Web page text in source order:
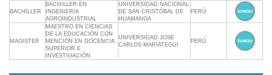
BACHILLER
BACHILLER EN
INGENIERIA
AGROINDUSTRIAL
UNIVERSIDAD NACIONAL
DE SAN CRISTÓBAL DE
HUAMANGA
PERÚ
MAGISTER
MAESTRO EN CIENCIAS
DE LA EDUCACIÓN CON
MENCIÓN EN DOCENCIA
SUPERIOR E
INVESTIGACIÓN
UNIVERSIDAD JOSE
CARLOS MARIATEGUI
PERÚ